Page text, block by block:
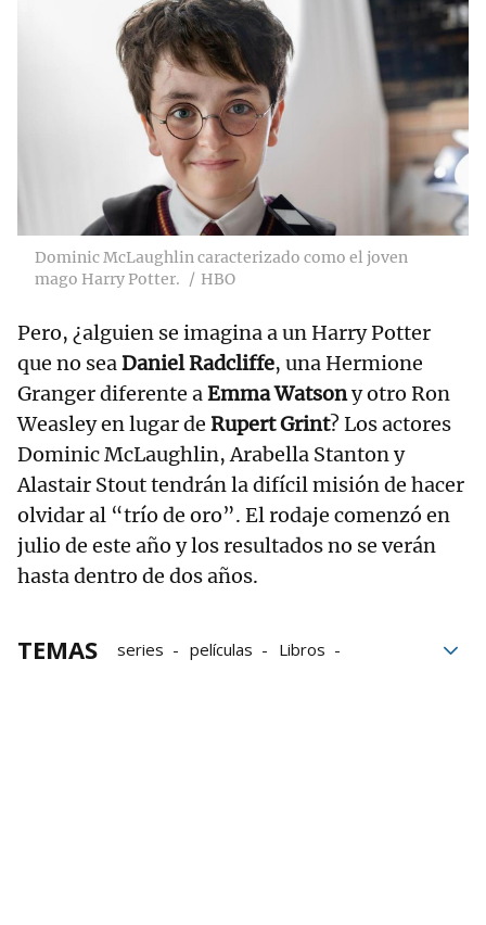
Dominic McLaughlin caracterizado como el joven
mago Harry Potter.
HBO
Pero, ¿alguien se imagina a un Harry Potter
que no seaDaniel Radcliffe, una Hermione
Granger diferente aEmma Watsony otro Ron
Weasley en lugar de Rupert Grint? Los actores
Dominic McLaughlin, Arabella Stanton y
Alastair Stout tendrán la difícil misión de hacer
olvidar al “trío de oro”. El rodaje comenzó en
julio de este año y los resultados no se verán
hasta dentro de dos años.
TEMAS series películas
Libros